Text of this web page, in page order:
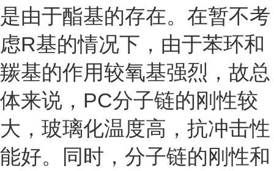
是由于酯基的存在。在暂不考
虑R基的情况下，由于苯环和
羰基的作用较氧基强烈，故总
体来说，PC分子链的刚性较
大，玻璃化温度高，抗冲击性
能好。同时，分子链的刚性和